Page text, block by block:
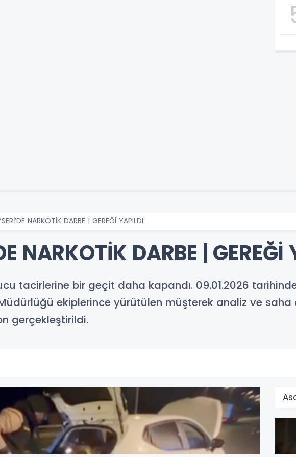
NARKOTİK DARBE | GEREĞİ YAPILDI
NARKOTİK DARBE | GEREĞİ
tacirlerine bir geçit daha kapandı. 09.01.2026
ekiplerince yürütülen müşterek analiz ve saha
gerçekleştirildi.